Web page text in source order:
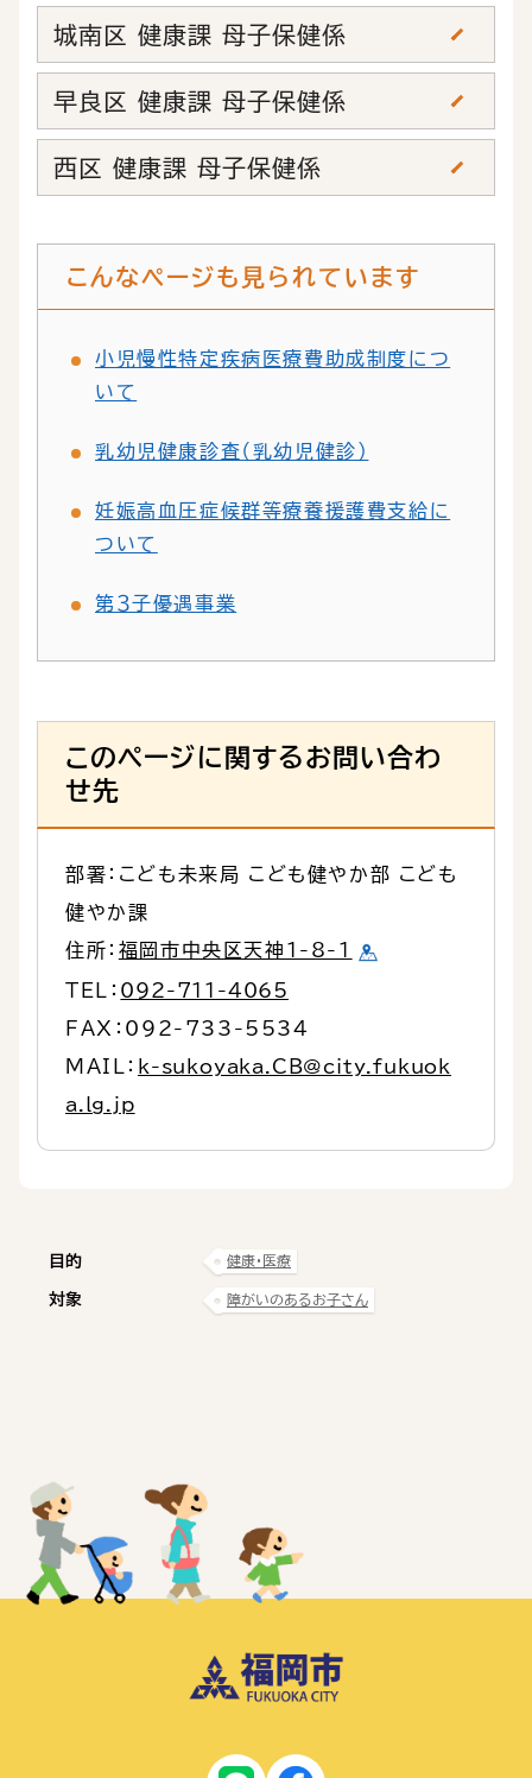
城南区 健康課 母子保健係
早良区 健康課 母子保健係
西区 健康課 母子保健係
こんなページも見られています
小児慢性特定疾病医療費助成制度につ
いて
乳幼児健康診査（乳幼児健診）
妊娠高血圧症候群等療養援護費支給に
ついて
第３子優遇事業
このページに関するお問い合わ
せ先
部署：こども未来局 こども健やか部 こども
健やか課
住所： 福岡市中央区天神1-8-1
TEL： 092-711-4065
FAX：092-733-5534
MAIL： k-sukoyaka.CB@city.fukuok
a.lg.jp
目的 健康・医療
対象 障がいのあるお子さん